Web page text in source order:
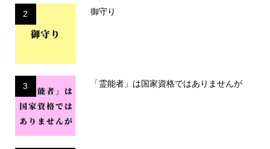
2 御守り
3 「霊能者」は国家資格ではありませんが